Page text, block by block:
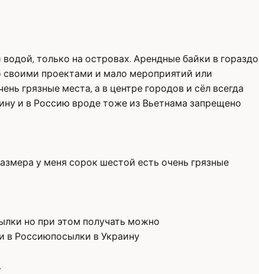
только на островах. Арендные байки в гораздо
своими проектами и мало мероприятий или
грязные места, а в центре городов и сёл всегда
и в Россию вроде тоже из Вьетнама запрещено
у меня сорок шестой есть очень грязные
но при этом получать можно
в Россиюпосылки в Украину